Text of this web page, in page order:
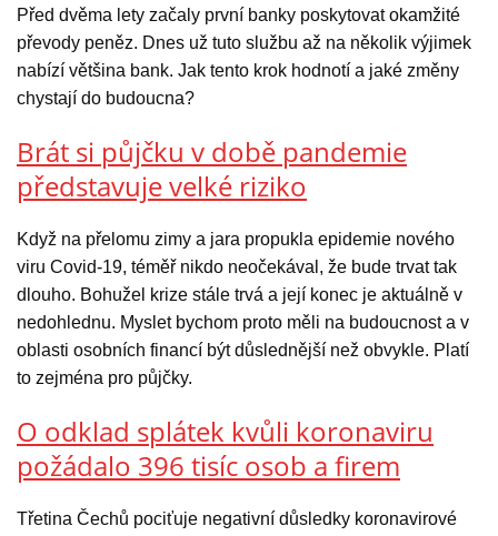
Před dvěma lety začaly první banky poskytovat okamžité
převody peněz. Dnes už tuto službu až na několik výjimek
nabízí většina bank. Jak tento krok hodnotí a jaké změny
chystají do budoucna?
Brát si půjčku v době pandemie
představuje velké riziko
Když na přelomu zimy a jara propukla epidemie nového
viru Covid-19, téměř nikdo neočekával, že bude trvat tak
dlouho. Bohužel krize stále trvá a její konec je aktuálně v
nedohlednu. Myslet bychom proto měli na budoucnost a v
oblasti osobních financí být důslednější než obvykle. Platí
to zejména pro půjčky.
O odklad splátek kvůli koronaviru
požádalo 396 tisíc osob a firem
Třetina Čechů pociťuje negativní důsledky koronavirové